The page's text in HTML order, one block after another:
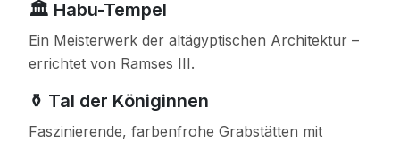
🏛️ Habu-Tempel
Ein Meisterwerk der altägyptischen Architektur –
errichtet von Ramses III.
⚱️ Tal der Königinnen
Faszinierende, farbenfrohe Grabstätten mit